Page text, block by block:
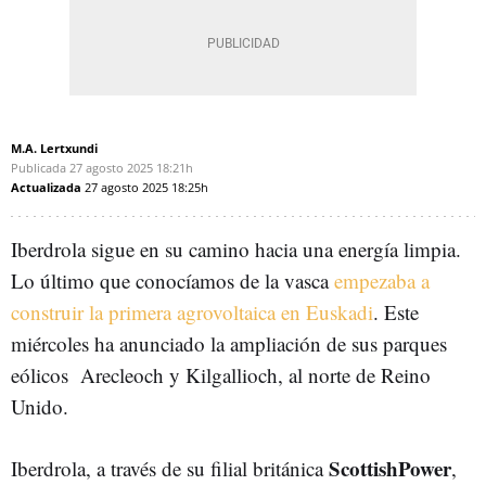
M.A. Lertxundi
Publicada 27 agosto 2025 18:21h
Actualizada 27 agosto 2025 18:25h
Iberdrola sigue en su camino hacia una energía limpia.
Lo último que conocíamos de la vascaempezaba a
construir la primera agrovoltaica en Euskadi. Este
miércoles ha anunciado la ampliación de sus parques
eólicos Arecleoch y Kilgallioch, al norte de Reino
Unido.
Iberdrola, a través de su filial británicaScottishPower,